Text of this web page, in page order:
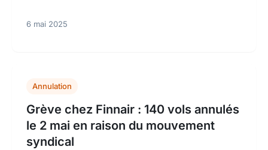
6 mai 2025
Annulation
Grève chez Finnair : 140 vols annulés
le 2 mai en raison du mouvement
syndical